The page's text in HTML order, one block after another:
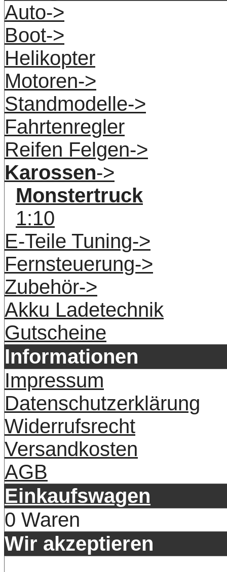
Auto->
Boot->
Helikopter
Motoren->
Standmodelle->
Fahrtenregler
Reifen Felgen->
Karossen->
Monstertruck
1:10
E-Teile Tuning->
Fernsteuerung->
Zubehör->
Akku Ladetechnik
Gutscheine
Informationen
Impressum
Datenschutzerklärung
Widerrufsrecht
Versandkosten
AGB
Einkaufswagen
0 Waren
Wir akzeptieren